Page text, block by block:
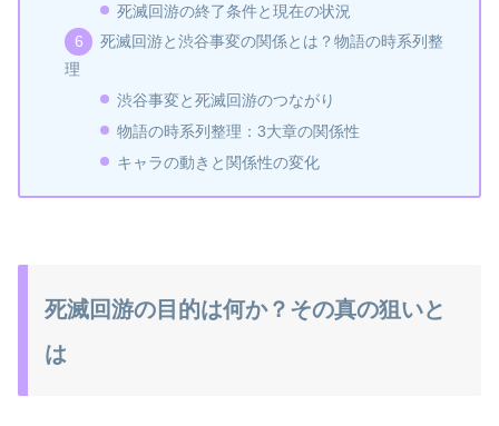
死滅回游の終了条件と現在の状況
死滅回游と渋谷事変の関係とは？物語の時系列整
理
渋谷事変と死滅回游のつながり
物語の時系列整理：3大章の関係性
キャラの動きと関係性の変化
死滅回游の目的は何か？その真の狙いと
は